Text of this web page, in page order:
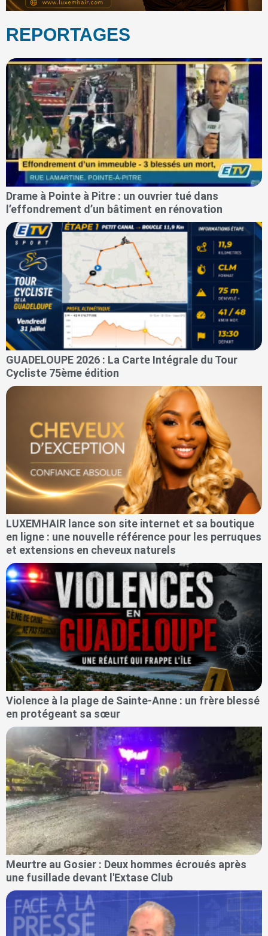
REPORTAGES
Drame à Pointe à Pitre : un ouvrier tué dans
l’effondrement d’un bâtiment en rénovation
GUADELOUPE 2026 : La Carte Intégrale du Tour
Cycliste 75ème édition
LUXEMHAIR lance son site internet et sa boutique
en ligne : une nouvelle référence pour les perruques
et extensions en cheveux naturels
Violence à la plage de Sainte-Anne : un frère blessé
en protégeant sa sœur
Meurtre au Gosier : Deux hommes écroués après
une fusillade devant l'Extase Club